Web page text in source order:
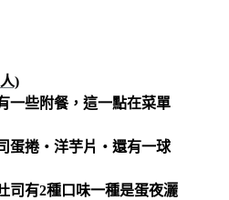
)
一些附餐，這一點在菜單
蛋捲‧洋芋片‧還有一球
司有2種口味一種是蛋夜灑